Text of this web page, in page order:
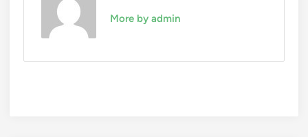
More by admin